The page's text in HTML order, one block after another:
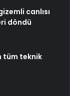
canlısı
döndü
tüm teknik